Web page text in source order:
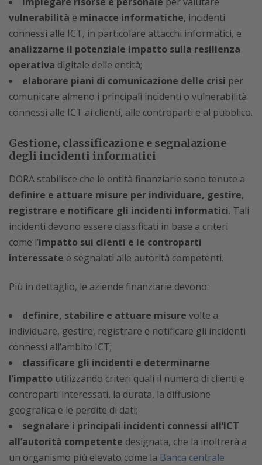
vulnerabilità e minacce informatiche, incidenti
connessi alle ICT, in particolare attacchi informatici, e
analizzarne il potenziale impatto sulla resilienza
operativa digitale delle entità;
elaborare piani di comunicazione delle crisi per
comunicare almeno i principali incidenti o vulnerabilità
connessi alle ICT ai clienti, alle controparti e al pubblico.
Gestione, classificazione e segnalazione
degli incidenti informatici
DORA stabilisce che le entità finanziarie sono tenute a
definire e attuare misure per individuare, gestire,
registrare e notificare gli incidenti informatici. Tali
incidenti devono essere classificati in base a criteri
come l’impatto sui clienti e le controparti
interessate e segnalati alle autorità competenti.
Più in dettaglio, le aziende finanziarie devono:
definire, stabilire e attuare misure volte a
individuare, gestire, registrare e notificare gli incidenti
connessi all’ambito ICT;
classificare gli incidenti e determinarne
l’impatto utilizzando criteri quali il numero di clienti e
controparti interessati, la durata, la diffusione
geografica e le perdite di dati;
segnalare i principali incidenti connessi all’ICT
all’autorità competente designata, che la inoltrerà a
un organismo più elevato come la Banca centrale